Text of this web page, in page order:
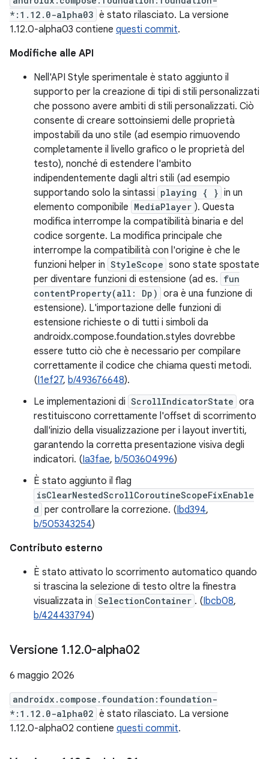
*:1.12.0-alpha03 è stato rilasciato. La versione
1.12.0-alpha03 contiene questi commit.
Modifiche alle API
Nell'API Style sperimentale è stato aggiunto il
supporto per la creazione di tipi di stili personalizzati
che possono avere ambiti di stili personalizzati. Ciò
consente di creare sottoinsiemi delle proprietà
impostabili da uno stile (ad esempio rimuovendo
completamente il livello grafico o le proprietà del
testo), nonché di estendere l'ambito
indipendentemente dagli altri stili (ad esempio
supportando solo la sintassi playing { } in un
elemento componibile MediaPlayer ). Questa
modifica interrompe la compatibilità binaria e del
codice sorgente. La modifica principale che
interrompe la compatibilità con l'origine è che le
funzioni helper in StyleScope sono state spostate
per diventare funzioni di estensione (ad es. fun
contentProperty(all: Dp) ora è una funzione di
estensione). L'importazione delle funzioni di
estensione richieste o di tutti i simboli da
androidx.compose.foundation.styles dovrebbe
essere tutto ciò che è necessario per compilare
correttamente il codice che chiama questi metodi.
(I1ef27, b/493676648).
Le implementazioni di ScrollIndicatorState ora
restituiscono correttamente l'offset di scorrimento
dall'inizio della visualizzazione per i layout invertiti,
garantendo la corretta presentazione visiva degli
indicatori. (Ia3fae, b/503604996)
È stato aggiunto il flag
isClearNestedScrollCoroutineScopeFixEnable
d per controllare la correzione. (Ibd394,
b/505343254)
Contributo esterno
È stato attivato lo scorrimento automatico quando
si trascina la selezione di testo oltre la finestra
visualizzata in SelectionContainer . (Ibcb08,
b/424433794)
Versione 1.12.0-alpha02
6 maggio 2026
androidx.compose.foundation:foundation-
*:1.12.0-alpha02 è stato rilasciato. La versione
1.12.0-alpha02 contiene questi commit.